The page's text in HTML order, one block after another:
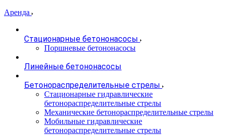
Аренда
Стационарные бетононасосы
Поршневые бетононасосы
Линейные бетононасосы
Бетонораспределительные стрелы
Стационарные гидравлические
бетонораспределительные стрелы
Механические бетонораспределительные стрелы
Мобильные гидравлические
бетонораспределительные стрелы